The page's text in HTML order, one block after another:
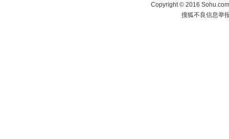
Copyright©2016
搜狐不良信息举